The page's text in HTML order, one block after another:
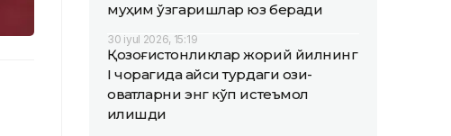
муҳим ўзгаришлар юз беради
30 iyul 2026, 15:19
Қозоғистонликлар жорий йилнинг
I чорагида қайси турдаги озиқ-
овқатларни энг кўп истеъмол
қилишди